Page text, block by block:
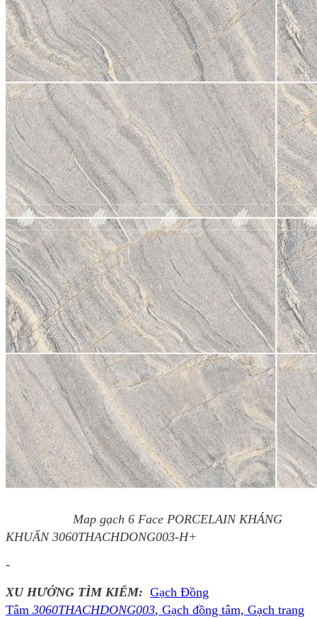
Map gạch 6 Face PORCELAIN KHÁNG
KHUẨN 3060THACHDONG003-H+
-
XU HƯỚNG TÌM KIẾM: Gạch Đồng
Tâm 3060THACHDONG003, Gạch đồng tâm, Gạch trang